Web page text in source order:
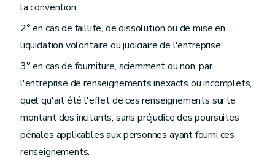
la convention;
2° en cas de faillite, de dissolution ou de mise en
liquidation volontaire ou judiciaire de l'entreprise;
3° en cas de fourniture, sciemment ou non, par
l'entreprise de renseignements inexacts ou incomplets,
quel qu'ait été l'effet de ces renseignements sur le
montant des incitants, sans préjudice des poursuites
pénales applicables aux personnes ayant fourni ces
renseignements.